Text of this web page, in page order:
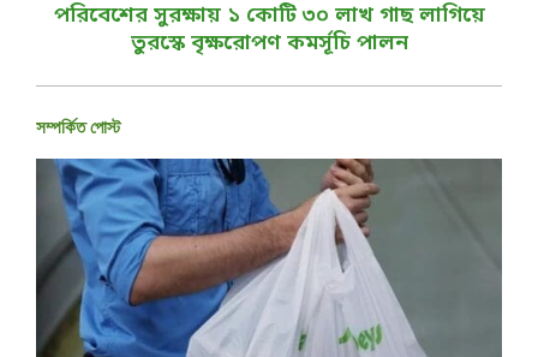
পরিবেশের সুরক্ষায় ১ কোটি ৩০ লাখ গাছ লাগিয়ে
তুরস্কে বৃক্ষরোপণ কমর্সূচি পালন
সম্পর্কিত পোস্ট